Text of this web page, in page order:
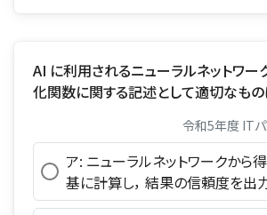
AI に利用されるニューラルネットワー
化関数に関する記述として適切なもの
令和5年度 IT
ア: ニューラルネットワークから
基に計算し， 結果の信頼度を出